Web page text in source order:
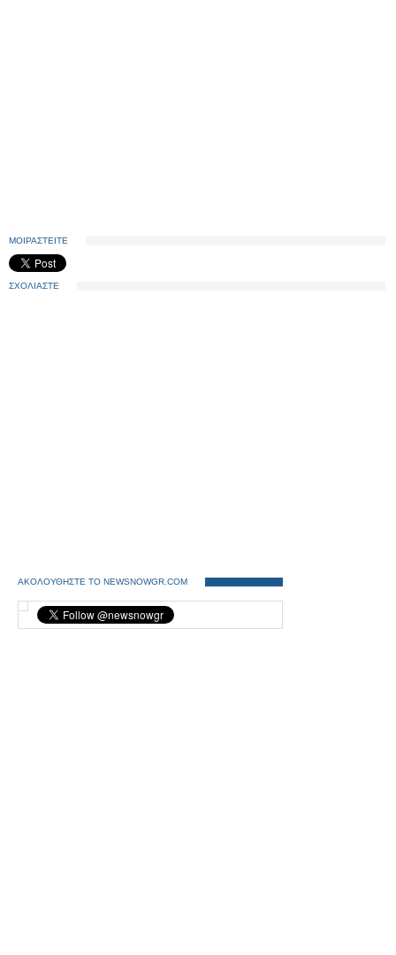
ΜΟΙΡΑΣΤΕΙΤΕ
ΣΧΟΛΙΑΣΤΕ
ΑΚΟΛΟΥΘΗΣΤΕ ΤΟ NEWSNOWGR.COM